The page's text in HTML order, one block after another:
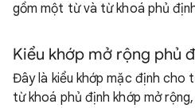
gồm một từ và từ khoá phủ
Kiểu khớp mở rộng phủ
Đây là kiểu khớp mặc định cho
từ khoá phủ định khớp mở